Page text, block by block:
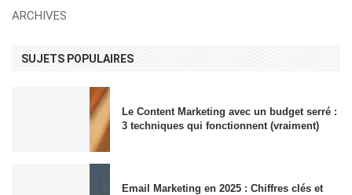
ARCHIVES
SUJETS POPULAIRES
Le Content Marketing avec un budget serré :
3 techniques qui fonctionnent (vraiment)
Email Marketing en 2025 : Chiffres clés et